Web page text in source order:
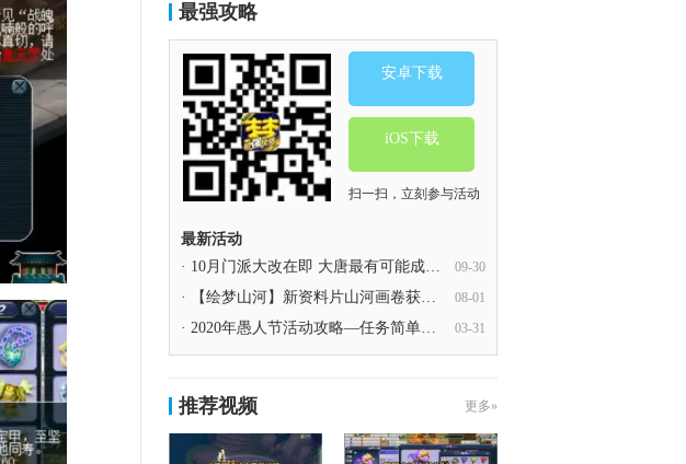
最强攻略
安卓下载
iOS下载
扫一扫，立刻参与活动
最新活动
09-30
· 10月门派大改在即 大唐最有可能成为版本之子？
08-01
· 【绘梦山河】新资料片山河画卷获取攻略
03-31
· 2020年愚人节活动攻略—任务简单，玩法多样
推荐视频 更多»